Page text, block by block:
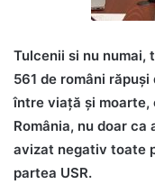
Tulcenii si nu numai,
561 de români răpuși
între viață și moarte,
România, nu doar ca
avizat negativ toate
partea USR.